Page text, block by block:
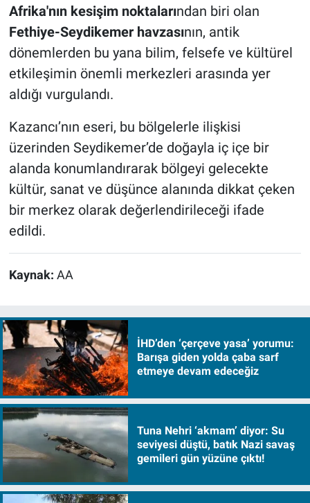
Afrika'nın kesişim noktalarından biri olan
Fethiye-Seydikemer havzasının, antik
dönemlerden bu yana bilim, felsefe ve kültürel
etkileşimin önemli merkezleri arasında yer
aldığı vurgulandı.
Kazancı’nın eseri, bu bölgelerle ilişkisi
üzerinden Seydikemer’de doğayla iç içe bir
alanda konumlandırarak bölgeyi gelecekte
kültür, sanat ve düşünce alanında dikkat çeken
bir merkez olarak değerlendirileceği ifade
edildi.
Kaynak: AA
İHD’den ‘çerçeve yasa’ yorumu:
Barışa giden yolda çaba sarf
etmeye devam edeceğiz
Tuna Nehri ‘akmam’ diyor: Su
seviyesi düştü, batık Nazi savaş
gemileri gün yüzüne çıktı!